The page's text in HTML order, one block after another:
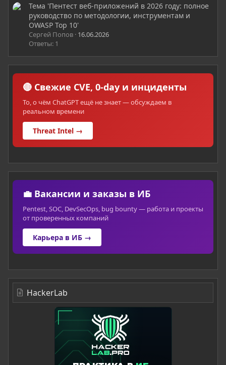
Тема 'Пентест веб-приложений в 2026 году: полное
руководство по методологии, инструментам и
OWASP Top 10'
Сергей Попов 16.06.2026
Ответы: 1
🔴 Свежие CVE, 0-day и инциденты
То, о чём ChatGPT ещё не знает — обсуждаем в
реальном времени
Threat Intel →
💼 Вакансии и заказы в ИБ
Pentest, SOC, DevSecOps, bug bounty — работа и проекты
от проверенных компаний
Карьера в ИБ →
HackerLab